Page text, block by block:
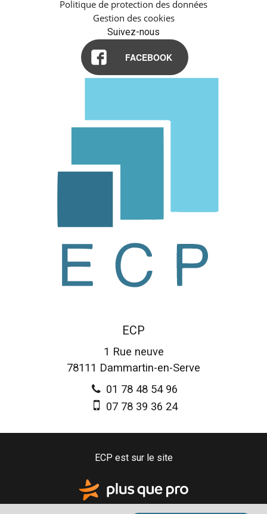
Politique de protection des données
Gestion des cookies
Suivez-nous
FACEBOOK
ECP
1 Rue neuve
78111 Dammartin-en-Serve
01 78 48 54 96
07 78 39 36 24
ECP est sur le site